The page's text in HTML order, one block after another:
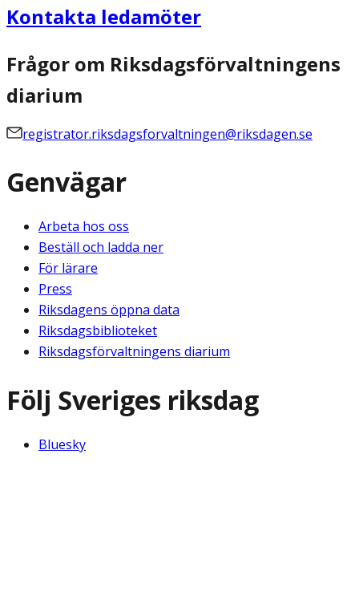
Kontakta ledamöter
Frågor om Riksdagsförvaltningens
diarium
registrator.riksdagsforvaltningen@riksdagen.se
Genvägar
Arbeta hos oss
Beställ och ladda ner
För lärare
Press
Riksdagens öppna data
Riksdagsbiblioteket
Riksdagsförvaltningens diarium
Följ Sveriges riksdag
Bluesky